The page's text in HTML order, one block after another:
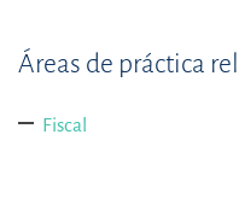
Áreas de práctica
Fiscal